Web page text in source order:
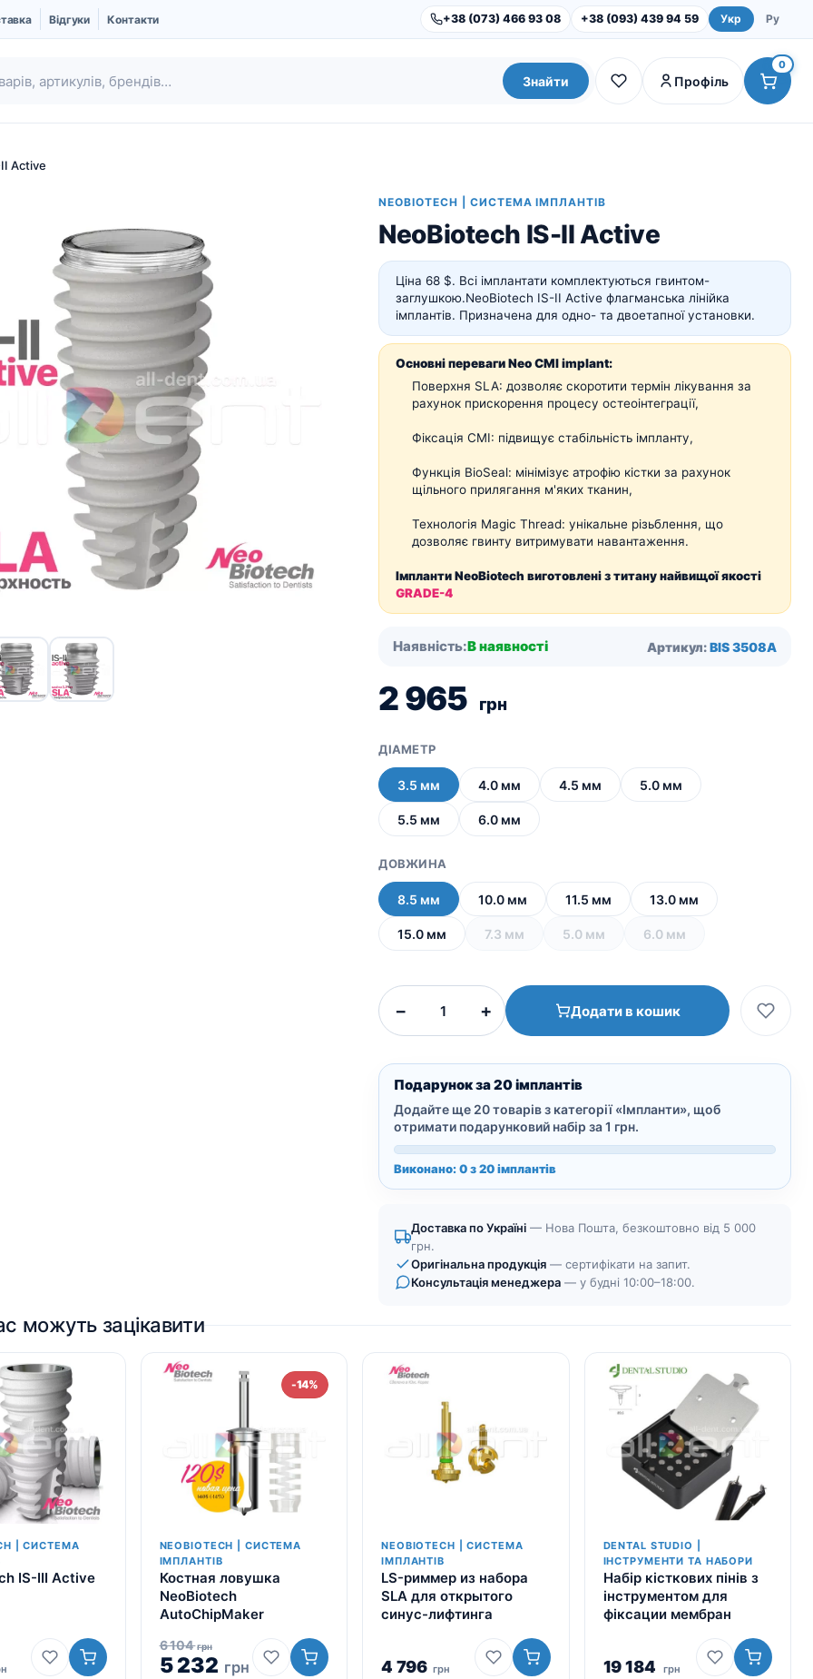
Відгуки Контакти +38 (073) 466 93 08 +38 (093) 439 94 59 Укр Ру
Ubgen | Кістковий
замінник і Мембрани
Про компанію UBGEN
Для пацієнтів
Кістковий матеріал RE-
Мембрани SHELTER
Dental Studio |
Інструменти та набори
Обладнання
Знайти Профіль
0
Active
NEOBIOTECH | СИСТЕМА ІМПЛАНТІВ
NeoBiotech IS-II Active
Ціна 68 $. Всі імплантати комплектуються гвинтом-
заглушкою.NeoBiotech IS-II Active флагманська лінійка
імплантів. Призначена для одно- та двоетапної установки.
Основні переваги Neo CMI implant:
Поверхня SLA: дозволяє скоротити термін лікування за
рахунок прискорення процесу остеоінтеграції,
Фіксація CMI: підвищує стабільність імпланту,
Функція BioSeal: мінімізує атрофію кістки за рахунок
щільного прилягання м'яких тканин,
Технологія Magic Thread: унікальне різьблення, що
дозволяє гвинту витримувати навантаження.
Імпланти NeoBiotech виготовлені з титану найвищої якості
GRADE-4
Наявність:В наявності Артикул:BIS 3508A
2 965 грн
ДІАМЕТР
3.5 мм 4.0 мм 4.5 мм 5.0 мм
5.5 мм 6.0 мм
ДОВЖИНА
8.5 мм 10.0 мм 11.5 мм 13.0 мм
15.0 мм 7.3 мм 5.0 мм 6.0 мм
−
NeoBiotech
II
Active
кількість
+ Додати в кошик
Подарунок за 20 імплантів
Додайте ще 20 товарів з категорії «Імпланти», щоб
отримати подарунковий набір за 1 грн.
Виконано: 0 з 20 імплантів
Доставка по Україні — Нова Пошта, безкоштовно від 5 000
грн.
Оригінальна продукція — сертифікати на запит.
Консультація менеджера — у будні 10:00–18:00.
можуть зацікавити
| СИСТЕМА
IS-III Active
-14%
NEOBIOTECH | СИСТЕМА
ІМПЛАНТІВ
Костная ловушка
NeoBiotech
AutoChipMaker
6 104грн
5 232 грн
NEOBIOTECH | СИСТЕМА
ІМПЛАНТІВ
LS-риммер из набора
SLA для открытого
синус-лифтинга
4 796 грн
DENTAL STUDIO |
ІНСТРУМЕНТИ ТА НАБОРИ
Набір кісткових пінів з
інструментом для
фіксации мембран
19 184 грн